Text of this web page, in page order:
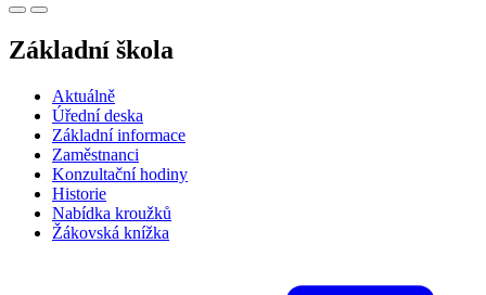
Základní škola
Aktuálně
Úřední deska
Základní informace
Zaměstnanci
Konzultační hodiny
Historie
Nabídka kroužků
Žákovská knížka